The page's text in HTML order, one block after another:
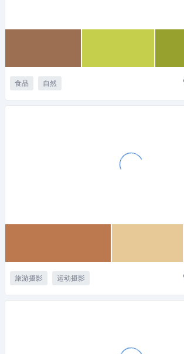
食品 自然
旅游摄影 运动摄影